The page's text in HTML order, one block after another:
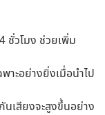
ชั่วโมง ช่วยเพิ่ม
ะอย่างยิ่งเมื่อนำไป
เสียงจะสูงขึ้นอย่าง